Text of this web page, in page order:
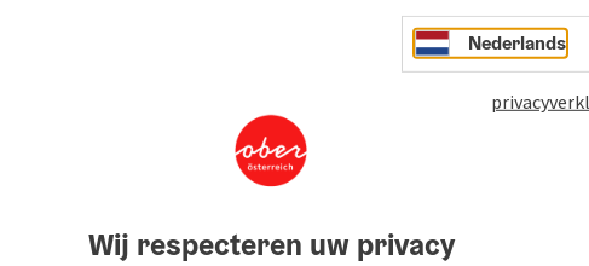
sauna, zachte sauna, infraroodcabine, caldarium,
(tegen betaling)
keren per week in de Finse sauna, aarde sauna
waaronder BodyCoach vibro, loopband,
stretch-, versterkings- en fascietrainingsapparaten
buitenwhirlpool, ontspannings- en communicatie-
uitgaansgelegenheden van het hotel
Nederlands
Wij respecteren uw privacy